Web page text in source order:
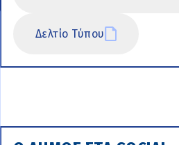
Δελτίο Τύπου